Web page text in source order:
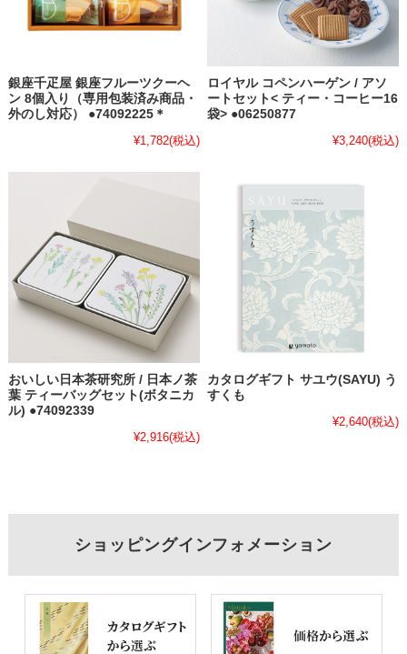
銀座千疋屋 銀座フルーツクーヘ
ン 8個入り（専用包装済み商品・
外のし対応） ●74092225＊
¥1,782(税込)
ロイヤル コペンハーゲン / アソ
ートセット< ティー・コーヒー16
袋> ●06250877
¥3,240(税込)
おいしい日本茶研究所 / 日本ノ茶
葉 ティーバッグセット(ボタニカ
ル) ●74092339
¥2,916(税込)
カタログギフト サユウ(SAYU) う
すくも
¥2,640(税込)
ショッピングインフォメーション